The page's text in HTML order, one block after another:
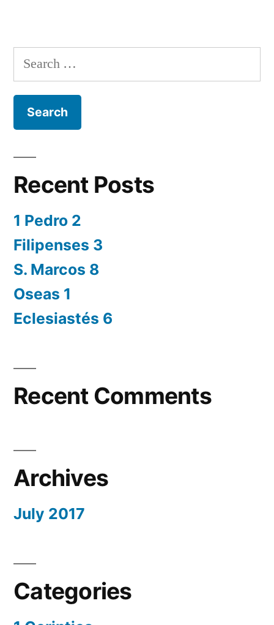
Search
for:
Recent Posts
1 Pedro 2
Filipenses 3
S. Marcos 8
Oseas 1
Eclesiastés 6
Recent Comments
Archives
July 2017
Categories